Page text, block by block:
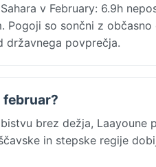
v February: 6.9h
Pogoji so sončni z
državnega povprečja.
februar?
brez dežja,
in stepske regije